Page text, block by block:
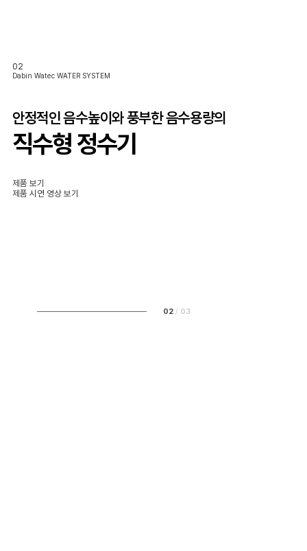
02
Dabin Watec WATER SYSTEM
안정적인 음수높이와 풍부한 음수용량의
직수형 정수기
제품 보기
제품 시연 영상 보기
02 / 03